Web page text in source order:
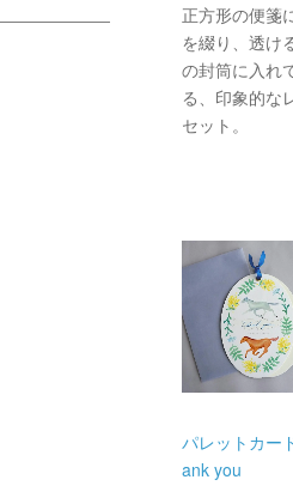
正方形の便箋
を綴り、透け
の封筒に入れ
る、印象的な
セット。
パレットカ
ank you